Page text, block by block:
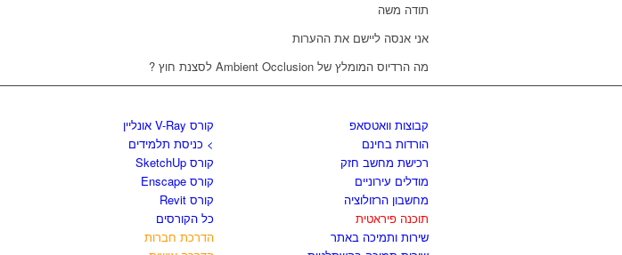
תודה משה
אני אנסה ליישם את ההערות
מה הרדיוס המומלץ של Ambient Occlusion לסצנת חוץ ?
קורס V-Ray אונליין
> כניסת תלמידים
קורס SketchUp
קורס Enscape
קורס Revit
כל הקורסים
הדרכת חברות
קבוצות וואטסאפ
הורדות בחינם
רכישת מחשב חזק
מודלים עירוניים
מחשבון הרזולוציה
תוכנה פיראטית
שירות ותמיכה באתר